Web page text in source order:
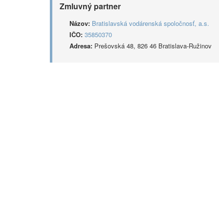
Zmluvný partner
Názov: Bratislavská vodárenská spoločnosť, a.s.
IČO: 35850370
Adresa: Prešovská 48, 826 46 Bratislava-Ružinov